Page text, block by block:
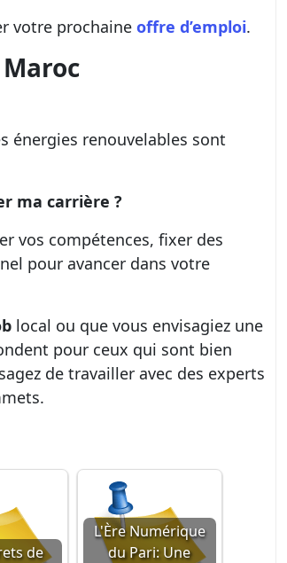
votre prochaine offre d’emploi.
énergies renouvelables sont
ma carrière ?
vos compétences, fixer des
pour avancer dans votre
local ou que vous envisagiez une
pour ceux qui sont bien
de travailler avec des experts
de
L'Ère Numérique
du Pari: Une